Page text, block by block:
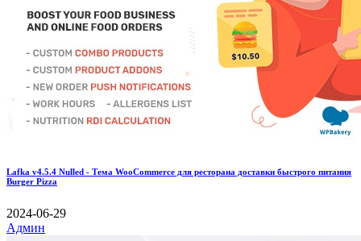
Lafka v4.5.4 Nulled - Тема WooCommerce для ресторана доставки быстрого питания
Burger Pizza
2024-06-29
Админ